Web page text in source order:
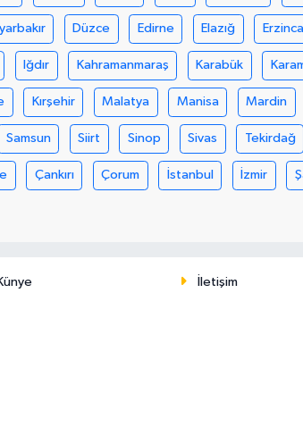
Düzce Edirne Elazığ
Iğdır Kahramanmaraş Karabük
Kırşehir Malatya Manisa Mardin
Samsun Siirt Sinop Sivas Tekirdağ
Çankırı Çorum İstanbul İzmir
İletişim